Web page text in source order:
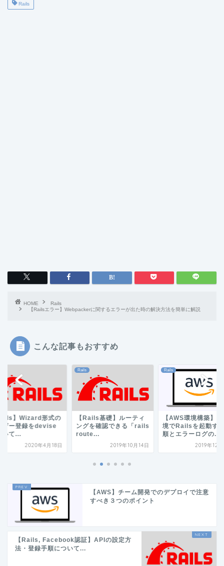
Rails
HOME
Rails
【Railsエラー】Webpackerに関するエラーが出た時の解決方法を簡単に解説
こんな記事もおすすめ
】Wizard形式の
ザー登録をdevise
いて...
2020年4月18日
Rails
【Rails基礎】ルーティ
ングを確認できる「rails
route...
2019年10月14日
Rails
【AWS環境構築】
境でRailsを起動す
順とエラーログの...
2019年12
【AWS】チーム開発でのデプロイで注意
すべき３つのポイント
【Rails, Facebook認証】APIの設定方
法・登録手順について...